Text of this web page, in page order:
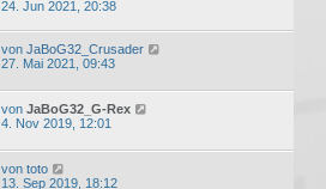
24. Jun 2021, 20:38
von JaBoG32_Crusader
27. Mai 2021, 09:43
von JaBoG32_G-Rex
4. Nov 2019, 12:01
von toto
13. Sep 2019, 18:12